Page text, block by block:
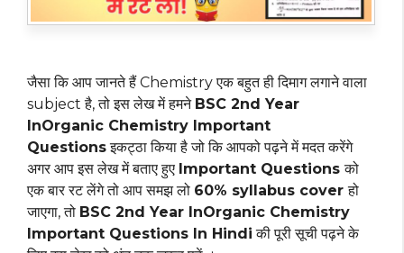
जैसा कि आप जानते हैं Chemistry एक बहुत ही दिमाग लगाने वाला
subject है, तो इस लेख में हमने BSC 2nd Year
InOrganic Chemistry Important
Questionsइकट्ठा किया है जो कि आपको पढ़ने में मदत करेंगे
अगर आप इस लेख में बताए हुए Important Questionsको
एक बार रट लेंगे तो आप समझ लो 60% syllabus coverहो
जाएगा, तो BSC 2nd Year InOrganic Chemistry
Important Questions In Hindi की पूरी सूची पढ़ने के